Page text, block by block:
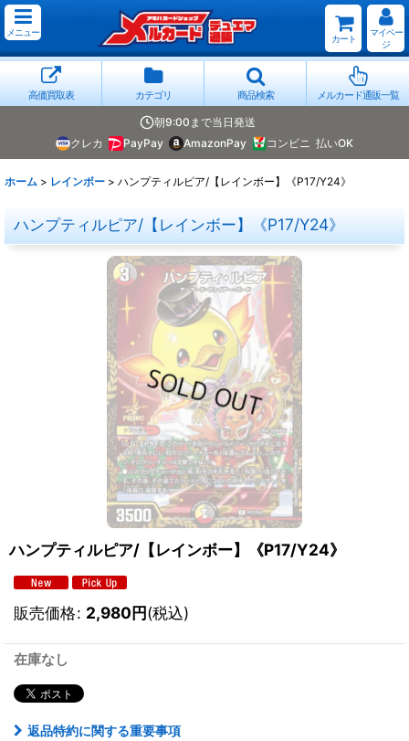
メニュー
カート
マイペー
ジ
高価買取表 カテゴリ 商品検索 メルカード通販一覧
朝9:00まで当日発送
クレカ
PayPay AmazonPay コンビニ 払いOK
ホーム > レインボー > ハンプティルピア/【レインボー】《P17/Y24》
ハンプティルピア/【レインボー】《P17/Y24》
ハンプティルピア/【レインボー】《P17/Y24》
販売価格: 2,980円(税込)
在庫なし
返品特約に関する重要事項